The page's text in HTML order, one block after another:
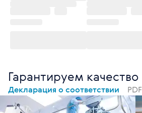
Гарантируем качество
Декларация о соответствии PDF